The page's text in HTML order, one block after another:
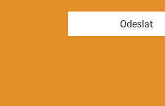
Odeslat